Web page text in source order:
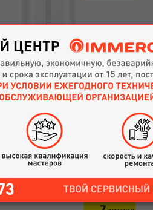
Водонагреватель
электрический Royal Clima Vita
RWH-VT30-FE
464.35